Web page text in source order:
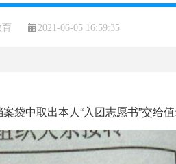
2021-06-05 16:59:35
袋中取出本人“入团志愿书”交给